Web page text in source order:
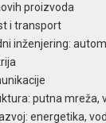
proizvoda
i transport
inženjering:
putna mreža,
energetika,